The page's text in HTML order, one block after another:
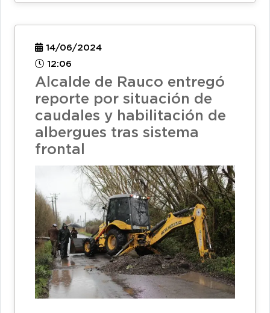
14/06/2024
12:06
Alcalde de Rauco entregó
reporte por situación de
caudales y habilitación de
albergues tras sistema
frontal